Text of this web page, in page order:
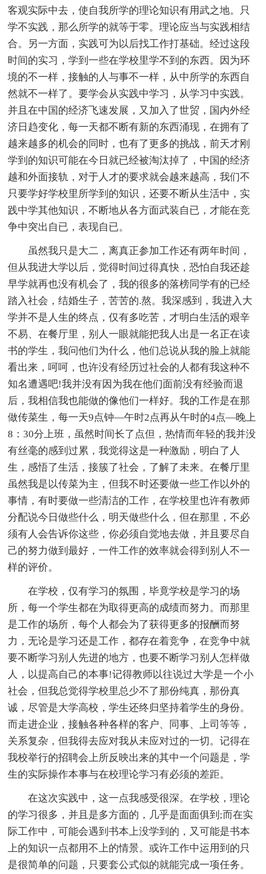
客观实际中去，使自我所学的理论知识有用武之地。只
学不实践，那么所学的就等于零。理论应当与实践相结
合。另一方面，实践可为以后找工作打基础。经过这段
时间的实习，学到一些在学校里学不到的东西。因为环
境的不一样，接触的人与事不一样，从中所学的东西自
然就不一样了。要学会从实践中学习，从学习中实践。
并且在中国的经济飞速发展，又加入了世贸，国内外经
济日趋变化，每一天都不断有新的东西涌现，在拥有了
越来越多的机会的同时，也有了更多的挑战，前天才刚
学到的知识可能在今日就已经被淘汰掉了，中国的经济
越和外面接轨，对于人才的要求就会越来越高，我们不
只要学好学校里所学到的知识，还要不断从生活中，实
践中学其他知识，不断地从各方面武装自已，才能在竞
争中突出自已，表现自已。
虽然我只是大二，离真正参加工作还有两年时间，
但从我进大学以后，觉得时间过得真快，恐怕自我还趁
早学就再也没有机会了，我的很多的落榜同学有的已经
踏入社会，结婚生子，苦苦的.熬。我深感到，我进入大
学并不是人生的终点，仅有多吃苦，才明白生活的艰辛
不易、在餐厅里，别人一眼就能把我人出是一名正在读
书的学生，我问他们为什么，他们总说从我的脸上就能
看出来，呵呵，也许没有经历过社会的人都有我这种不
知名遭遇吧!我并没有因为我在他们面前没有经验而退
后，我相信我也能做的像他们一样好。我的工作是在那
做传菜生，每一天9点钟—午时2点再从午时的4点—晚上
8：30分上班，虽然时间长了点但，热情而年轻的我并没
有丝毫的感到过累，我觉得这是一种激励，明白了人
生，感悟了生活，接簇了社会，了解了未来。在餐厅里
虽然我是以传菜为主，但我不时还要做一些工作以外的
事情，有时要做一些清洁的工作，在学校里也许有教师
分配说今日做些什么，明天做些什么，但在那里，不必
须有人会告诉你这些，你必须自觉地去做，并且要尽自
己的努力做到最好，一件工作的效率就会得到别人不一
样的评价。
在学校，仅有学习的氛围，毕竟学校是学习的场
所，每一个学生都在为取得更高的成绩而努力。而那里
是工作的场所，每个人都会为了获得更多的报酬而努
力，无论是学习还是工作，都存在着竞争，在竞争中就
要不断学习别人先进的地方，也要不断学习别人怎样做
人，以提高自己的本事!记得教师以往说过大学是一个小
社会，但我总觉得学校里总少不了那份纯真，那份真
诚，尽管是大学高校，学生还终归坚持着学生的身份。
而走进企业，接触各种各样的客户、同事、上司等等，
关系复杂，但我得去应对我从未应对过的一切。记得在
我校举行的招聘会上所反映出来的其中一个问题是，学
生的实际操作本事与在校理论学习有必须的差距。
在这次实践中，这一点我感受很深。在学校，理论
的学习很多，并且是多方面的，几乎是面面俱到;而在实
际工作中，可能会遇到书本上没学到的，又可能是书本
上的知识一点都用不上的情景。或许工作中运用到的只
是很简单的问题，只要套公式似的就能完成一项任务。